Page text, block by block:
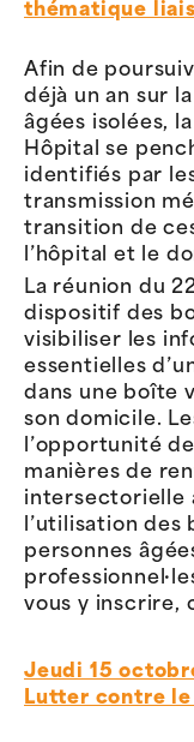
thématique
Afin de
déjà un an sur
âgées isolées,
Hôpital se
identifiés par
transmission
transition de
l’hôpital et le
La réunion du
dispositif des
visibiliser les
essentielles
dans une boîte
son domicile.
l’opportunité
manières de
intersectorielle
l’utilisation des
personnes
vous y inscrire,
Jeudi 15
Lutter contre